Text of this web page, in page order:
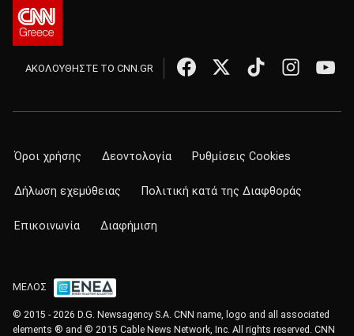
ΑΚΟΛΟΥΘΗΣΤΕ ΤΟ CNN.GR
Όροι χρήσης Δεοντολογία Ρυθμίσεις Cookies
Δήλωση εχεμύθειας Πολιτική κατά της Διαφθοράς
Επικοινωνία Διαφήμιση
ΜΕΛΟΣ
© 2015 - 2026 D.G. Newsagency S.A. CNN name, logo and all associated
elements ® and © 2015 Cable News Network, Inc. All rights reserved. CNN